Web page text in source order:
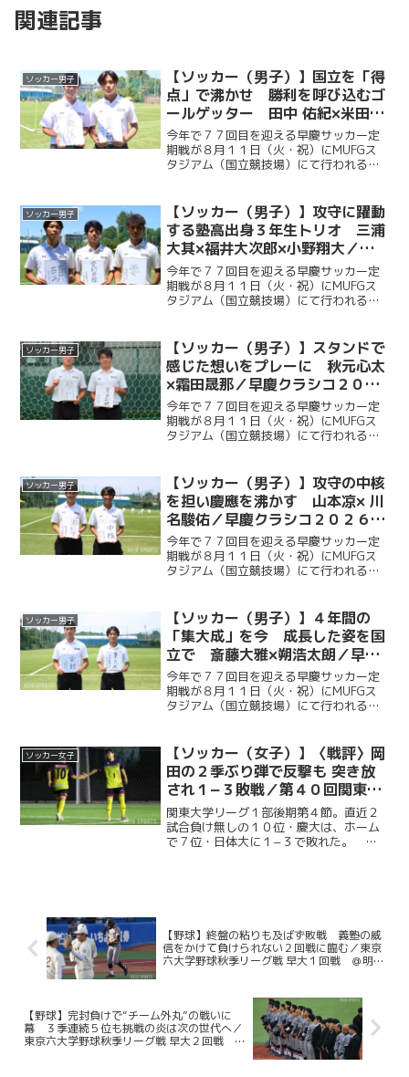
関連記事
ソッカー男子
【ソッカー（男子）】国立を「得
点」で沸かせ 勝利を呼び込むゴ
ールゲッター 田中 佑紀×米田壮
志／早慶クラシコ２０２６直前企
画第５弾
今年で７７回目を迎える早慶サッカー定
期戦が８月１１日（火・祝）にMUFGス
タジアム（国立競技場）にて行われる。
ッチに立つ。今回ケイスポでは選手だけ
ではなく、グラウンドマ...
ソッカー男子
【ソッカー（男子）】攻守に躍動
する塾高出身３年生トリオ 三浦
大其×福井大次郎×小野翔大／早
慶クラシコ２０２６直前企画第４
弾
今年で７７回目を迎える早慶サッカー定
期戦が８月１１日（火・祝）にMUFGス
タジアム（国立競技場）にて行われる。
ピッチに立つ。今回ケイスポでは選手だ
けではなく、グラウンド...
ソッカー男子
【ソッカー（男子）】スタンドで
感じた想いをプレーに 秋元心太
×霜田晟那／早慶クラシコ２０２
６直前企画第３弾
今年で７７回目を迎える早慶サッカー定
期戦が８月１１日（火・祝）にMUFGス
タジアム（国立競技場）にて行われる。
ッチに立つ。今回ケイスポでは選手だけ
ではなく、グラウンドマ...
ソッカー男子
【ソッカー（男子）】攻守の中核
を担い慶應を沸かす 山本凉× 川
名駿佑／早慶クラシコ２０２６直
前企画第２弾
今年で７７回目を迎える早慶サッカー定
期戦が８月１１日（火・祝）にMUFGス
タジアム（国立競技場）にて行われる。
ッチに立つ。今回ケイスポでは選手だけ
ではなく、グラウンドマ...
ソッカー男子
【ソッカー（男子）】４年間の
「集大成」を今 成長した姿を国
立で 斎藤大雅×朔浩太朗／早慶
クラシコ２０２６直前企画第１弾
今年で７７回目を迎える早慶サッカー定
期戦が８月１１日（火・祝）にMUFGス
タジアム（国立競技場）にて行われる。
ッチに立つ。今回ケイスポでは選手だけ
ではなく、グラウンドマ...
ソッカー女子
【ソッカー（女子）】〈戦評〉岡
田の２季ぶり弾で反撃も 突き放
され１−３敗戦／第４０回関東大
学リーグ１部後期第４節 VS日本
体育大学
関東大学リーグ１部後期第４節。直近２
試合負け無しの１０位・慶大は、ホーム
で７位・日体大に１−３で敗れた。 開
【野球】終盤の粘りも及ばず敗戦 義塾の威
信をかけて負けられない２回戦に臨む／東京
六大学野球秋季リーグ戦 早大１回戦 ＠明治
【野球】完封負けで“チーム外丸”の戦いに
幕 ３季連続５位も挑戦の炎は次の世代へ／
東京六大学野球秋季リーグ戦 早大２回戦 ＠